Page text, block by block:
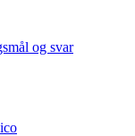
og svar